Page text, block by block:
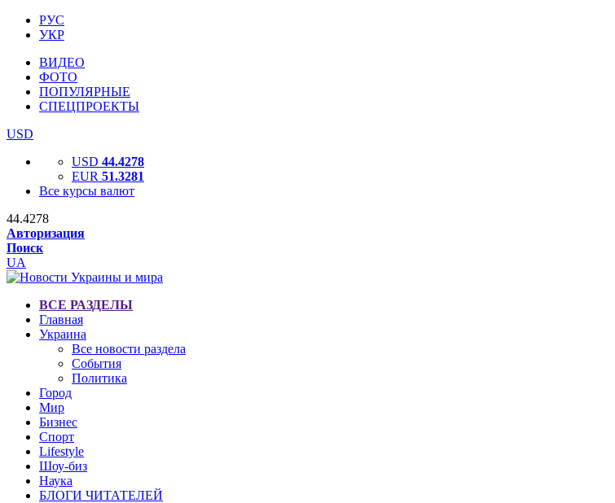
РУС
УКР
ВИДЕО
ФОТО
ПОПУЛЯРНЫЕ
СПЕЦПРОЕКТЫ
USD
USD 44.4278
EUR 51.3281
Все курсы валют
44.4278
Авторизация
Поиск
UA
ВСЕ РАЗДЕЛЫ
Главная
Украина
Все новости раздела
События
Политика
Город
Мир
Бизнес
Спорт
Lifestyle
Шоу-биз
Наука
БЛОГИ ЧИТАТЕЛЕЙ